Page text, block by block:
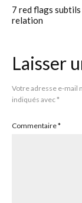
7 red flags subtils
relation
Laisser
Votre adresse e-mail
indiqués avec*
Commentaire*